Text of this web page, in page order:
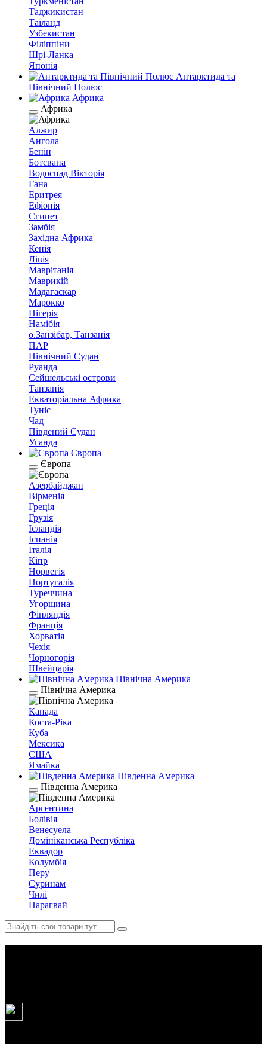
Таджикистан
Таїланд
Узбекистан
Філіппіни
Шрі-Ланка
Японія
Антарктида та
Північний Полюс
Африка
Африка
Алжир
Ангола
Бенін
Ботсвана
Водоспад Вікторія
Гана
Еритрея
Ефіопія
Єгипет
Замбія
Західна Африка
Кенія
Лівія
Маврітанія
Маврикій
Мадагаскар
Марокко
Нігерія
Намібія
о.Занзібар, Танзанія
ПАР
Північний Судан
Руанда
Сейшельські острови
Танзанія
Екваторіальна Африка
Туніс
Чад
Південий Судан
Уганда
Європа
Європа
Азербайджан
Вірменія
Греція
Грузія
Ісландія
Іспанія
Італія
Кіпр
Норвегія
Португалія
Туреччина
Угорщина
Фінляндія
Франція
Хорватія
Чехія
Чорногорія
Швейцарія
Північна Америка
Північна Америка
Канада
Коста-Ріка
Куба
Мексика
США
Ямайка
Південна Америка
Південна Америка
Аргентина
Болівія
Венесуела
Домініканська Республіка
Еквадор
Колумбія
Перу
Суринам
Чилі
Парагвай